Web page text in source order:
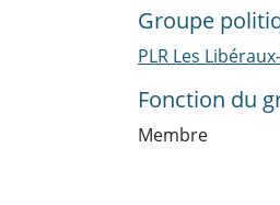
Groupe
PLR Les
Fonction du
Membre